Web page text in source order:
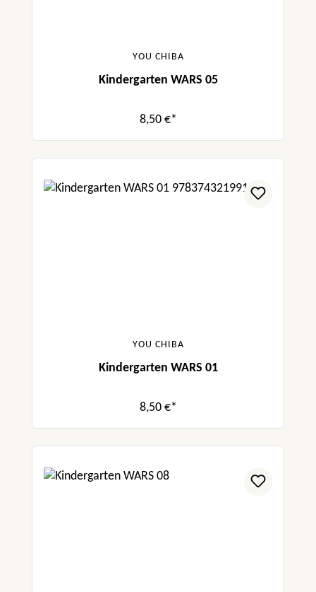
YOU CHIBA
Kindergarten WARS 05
8,50 €*
YOU CHIBA
Kindergarten WARS 01
8,50 €*